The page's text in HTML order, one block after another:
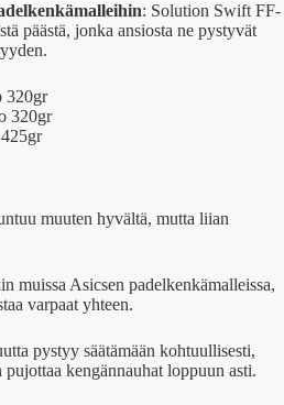
: Solution Swift FF-
päästä, jonka ansiosta ne pystyvät
320gr
320gr
muuten hyvältä, mutta liian
muissa Asicsen padelkenkämalleissa,
varpaat yhteen.
pystyy säätämään kohtuullisesti,
kengännauhat loppuun asti.